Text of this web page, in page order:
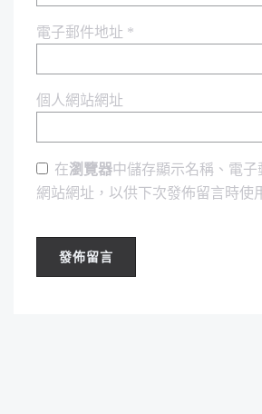
電子郵件地址 *
個人網站網址
在瀏覽器中儲存顯示名稱、電子
網站網址，以供下次發佈留言時使